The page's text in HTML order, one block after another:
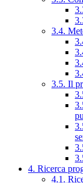
3.4.
3.5. Il
4. Ricerca
4.1.